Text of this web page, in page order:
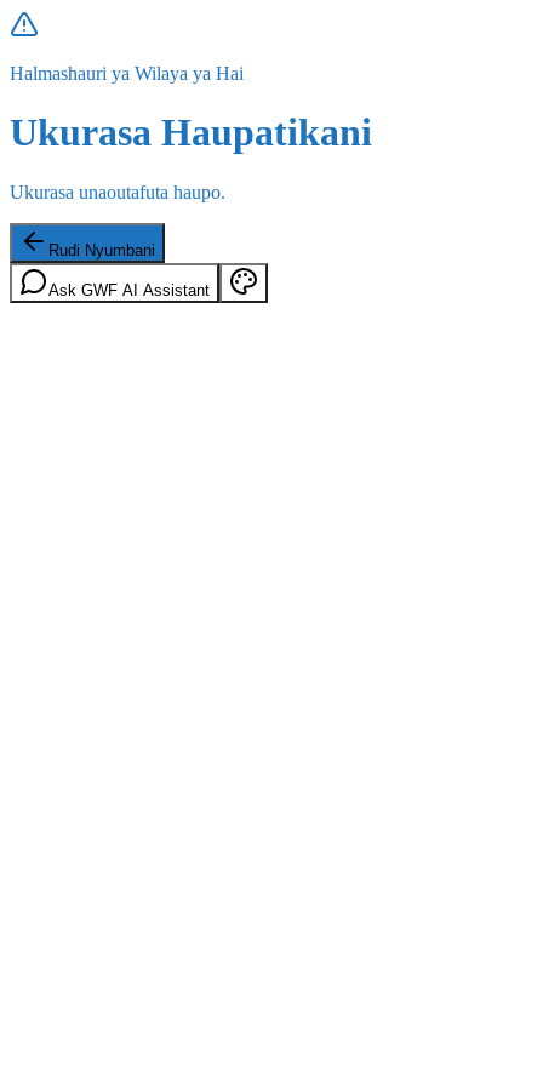
Halmashauri ya Wilaya ya Hai
Ukurasa Haupatikani
Ukurasa unaoutafuta haupo.
Rudi Nyumbani
Ask GWF AI Assistant